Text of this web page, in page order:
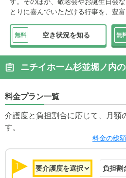
とりに喜んでいただける行事を、豊富
無料 空き状況を知る 無
ニチイホーム杉並堀ノ内
料金プラン一覧
介護度と負担割合に応じて、月額
す。
料金の総
1